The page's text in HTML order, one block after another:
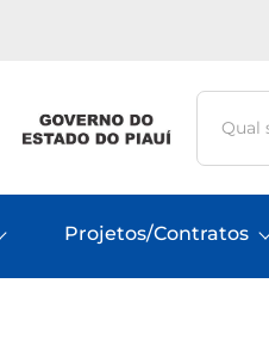
Projetos/Contratos